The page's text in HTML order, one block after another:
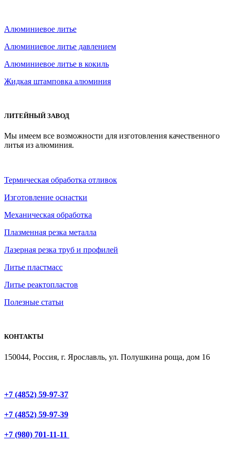
Алюминиевое литье
Алюминиевое литье давлением
Алюминиевое литье в кокиль
Жидкая штамповка алюминия
ЛИТЕЙНЫЙ ЗАВОД
Мы имеем все возможности для изготовления качественного
литья из алюминия.
Термическая обработка отливок
Изготовление оснастки
Механическая обработка
Плазменная резка металла
Лазерная резка труб и профилей
Литье пластмасс
Литье реактопластов
Полезные статьи
КОНТАКТЫ
150044, Россия, г. Ярославль, ул. Полушкина роща, дом 16
+7 (4852) 59-97-37
+7 (4852) 59-97-39
+7 (980) 701-11-11